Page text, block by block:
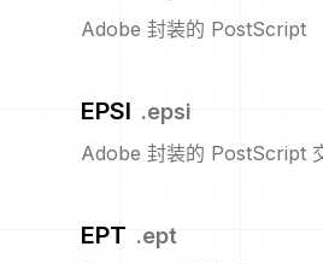
Adobe 封装的 PostScript
EPSI .epsi
Adobe 封装的 PostScript
EPT .ept